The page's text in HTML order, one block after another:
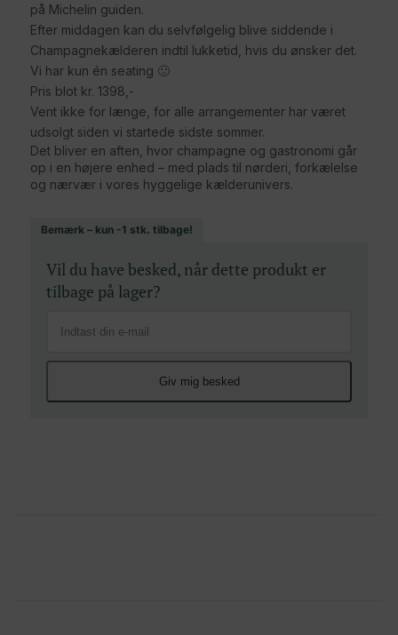
på Michelin guiden.
Efter middagen kan du selvfølgelig blive siddende i
Champagnekælderen indtil lukketid, hvis du ønsker det.
Vi har kun én seating 🙂
Pris blot kr. 1398,-
Vent ikke for længe, for alle arrangementer har været
udsolgt siden vi startede sidste sommer.
Det bliver en aften, hvor champagne og gastronomi går
op i en højere enhed – med plads til nørderi, forkælelse
og nærvær i vores hyggelige kælderunivers.
Bemærk – kun -1 stk. tilbage!
Vil du have besked, når dette produkt er
tilbage på lager?
Giv mig besked